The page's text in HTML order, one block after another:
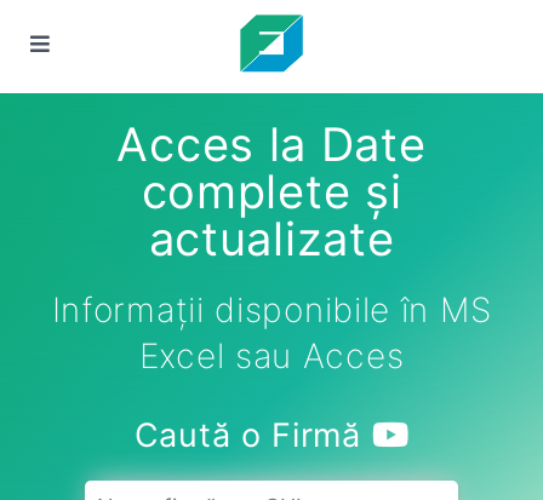
Acces la Date
complete și
actualizate
Informații disponibile în MS
Excel sau Acces
Caută o Firmă